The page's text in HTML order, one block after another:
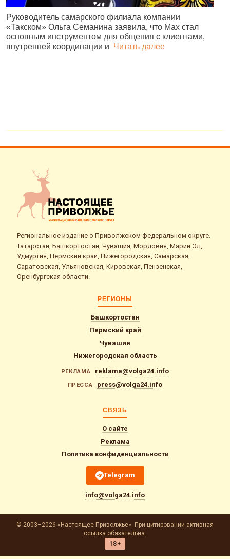
Руководитель самарского филиала компании
«Такском» Ольга Семанина заявила, что Max стал
основным инструментом для общения с клиентами,
внутренней координации и Читать далее
Региональное издание о Приволжском федеральном округе.
Татарстан, Башкортостан, Чувашия, Мордовия, Марий Эл,
Удмуртия, Пермский край, Нижегородская, Самарская,
Саратовская, Ульяновская, Кировская, Пензенская,
Оренбургская области.
РЕГИОНЫ
Башкортостан
Пермский край
Чувашия
Нижегородская область
РЕКЛАМА reklama@volga24.info
ПРЕССА press@volga24.info
СВЯЗЬ
О сайте
Реклама
Политика конфиденциальности
Telegram
info@volga24.info
© 2003–2026 «Настоящее Приволжье». При цитировании активная
ссылка обязательна.
18+